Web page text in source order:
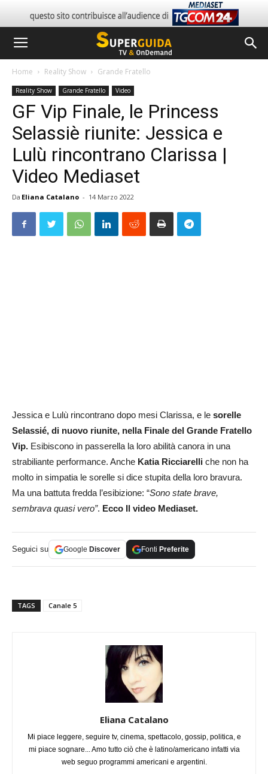
Home Reality Show Grande Fratello
Reality Show Grande Fratello Video
GF Vip Finale, le Princess
Selassiè riunite: Jessica e
Lulù rincontrano Clarissa |
Video Mediaset
Da Eliana Catalano - 14 Marzo 2022
Jessica e Lulù rincontrano dopo mesi Clarissa, e le sorelle
Selassié, di nuovo riunite, nella Finale del Grande Fratello
Vip. Esibiscono in passerella la loro abilità canora in una
strabiliante performance. Anche Katia Ricciarelli che non ha
molto in simpatia le sorelle si dice stupita della loro bravura.
Ma una battuta fredda l’esibizione: “Sono state brave,
sembrava quasi vero”. Ecco Il video Mediaset.
Seguici su Google Discover Fonti Preferite
TAGS Canale 5
Eliana Catalano
Mi piace leggere, seguire tv, cinema, spettacolo, gossip, politica, e
mi piace sognare... Amo tutto ciò che è latino/americano infatti via
web seguo programmi americani e argentini.